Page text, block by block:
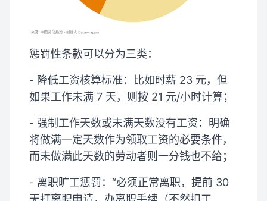
惩罚性条款可以分为三类：
- 降低工资核算标准：比如时薪 23 元，但
如果工作未满 7 天，则按 21 元/小时计算；
- 强制工作天数或未满天数没有工资：明确
将做满一定天数作为领取工资的必要条件，
而未做满此天数的劳动者则一分钱也不给；
- 离职旷工惩罚：“必须正常离职，提前 30